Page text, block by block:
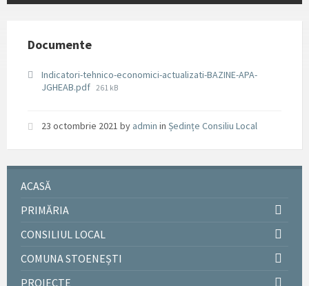
Documente
Indicatori-tehnico-economici-actualizati-BAZINE-APA-
JGHEAB.pdf File
261 kB
23 octombrie 2021 by admin in Ședințe Consiliu Local
ACASĂ
PRIMĂRIA
CONSILIUL LOCAL
COMUNA STOENEȘTI
PROIECTE